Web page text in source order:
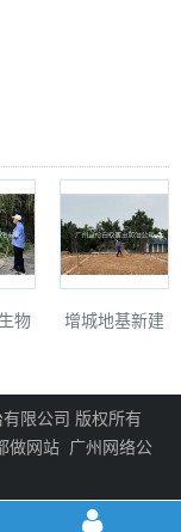
物 增城地基新建
限公司 版权所有
做网站 广州网络公